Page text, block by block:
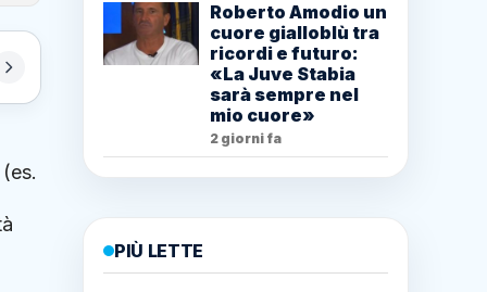
Roberto Amodio un
cuore gialloblù tra
ricordi e futuro:
«La Juve Stabia
sarà sempre nel
mio cuore»
2 giorni fa
PIÙ LETTE